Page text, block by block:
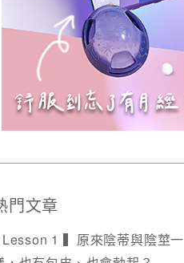
門文章
Lesson 1 ▍原來陰蒂與陰莖一